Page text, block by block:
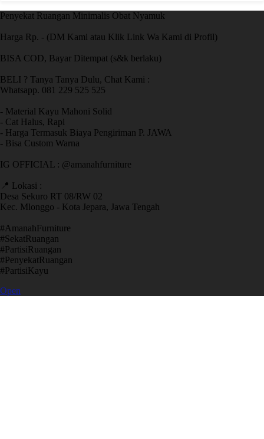
Penyekat Ruangan Minimalis Obat Nyamuk
Harga Rp. - (DM Kami atau Klik Link Wa Kami di Profil)
BISA COD, Bayar Ditempat (s&k berlaku)
BELI ? Tanya Tanya Dulu, Chat Kami :
Whatsapp. 081 229 525 525
- Material Kayu Mahoni Solid
- Cat Halus, Rapi
- Harga Termasuk Biaya Pengiriman P. JAWA
- Bisa Custom Warna
IG OFFICIAL : @amanahfurniture
📍 Lokasi :
Desa Sekuro RT 08/RW 02
Kec. Mlonggo - Kota Jepara, Jawa Tengah
​#AmanahFurniture
​#SekatRuangan
​#PartisiRuangan
​#PenyekatRuangan
​#PartisiKayu
Open